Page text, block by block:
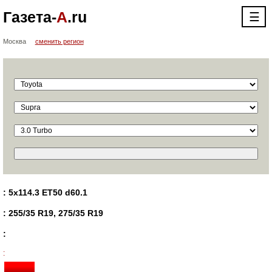
Газета-А.ru ☰
Москва сменить регион
: 5x114.3 ET50 d60.1
: 255/35 R19, 275/35 R19
:
: